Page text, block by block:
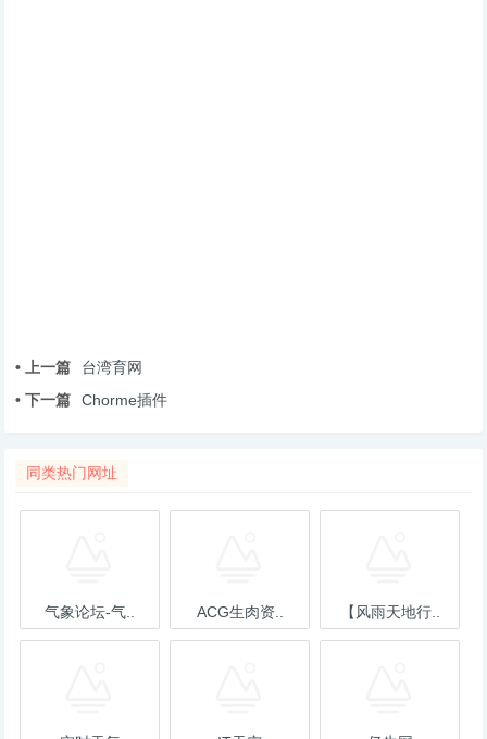
• 上一篇
台湾育网
• 下一篇
Chorme插件
同类热门网址
气象论坛-气.. ACG生肉资.. 【风雨天地行..